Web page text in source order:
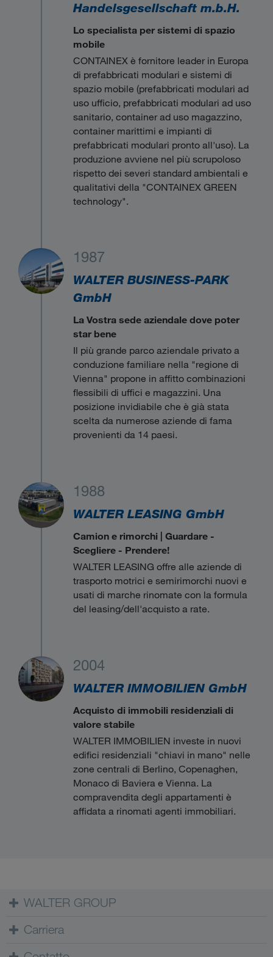
Handelsgesellschaft m.b.H.
Lo specialista per sistemi di spazio
mobile
CONTAINEX è fornitore leader in Europa
di prefabbricati modulari e sistemi di
spazio mobile (prefabbricati modulari ad
uso ufficio, prefabbricati modulari ad uso
sanitario, container ad uso magazzino,
container marittimi e impianti di
prefabbricati modulari pronto all'uso). La
produzione avviene nel più scrupoloso
rispetto dei severi standard ambientali e
qualitativi della "CONTAINEX GREEN
technology".
1987
WALTER BUSINESS-PARK
GmbH
La Vostra sede aziendale dove poter
star bene
Il più grande parco aziendale privato a
conduzione familiare nella "regione di
Vienna" propone in affitto combinazioni
flessibili di uffici e magazzini. Una
posizione invidiabile che è già stata
scelta da numerose aziende di fama
provenienti da 14 paesi.
1988
WALTER LEASING GmbH
Camion e rimorchi | Guardare -
Scegliere - Prendere!
WALTER LEASING offre alle aziende di
trasporto motrici e semirimorchi nuovi e
usati di marche rinomate con la formula
del leasing/dell'acquisto a rate.
2004
WALTER IMMOBILIEN GmbH
Acquisto di immobili residenziali di
valore stabile
WALTER IMMOBILIEN investe in nuovi
edifici residenziali "chiavi in mano" nelle
zone centrali di Berlino, Copenaghen,
Monaco di Baviera e Vienna. La
compravendita degli appartamenti è
affidata a rinomati agenti immobiliari.
WALTER GROUP
Carriera